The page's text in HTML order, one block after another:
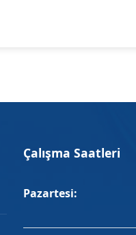
Çalışma Saatleri
Pazartesi: